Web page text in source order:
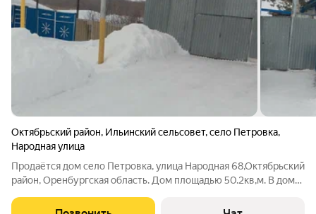
Октябрьский район, Ильинский сельсовет,село Петровка,
Народная улица
Продаётся дом село Петровка, улица Народная 68,Октябрьский
район, Оренбургская область. Дом площадью 50.2кв,м. В доме
водоснабжением в доме, а на улице скважина. Выгребная яма